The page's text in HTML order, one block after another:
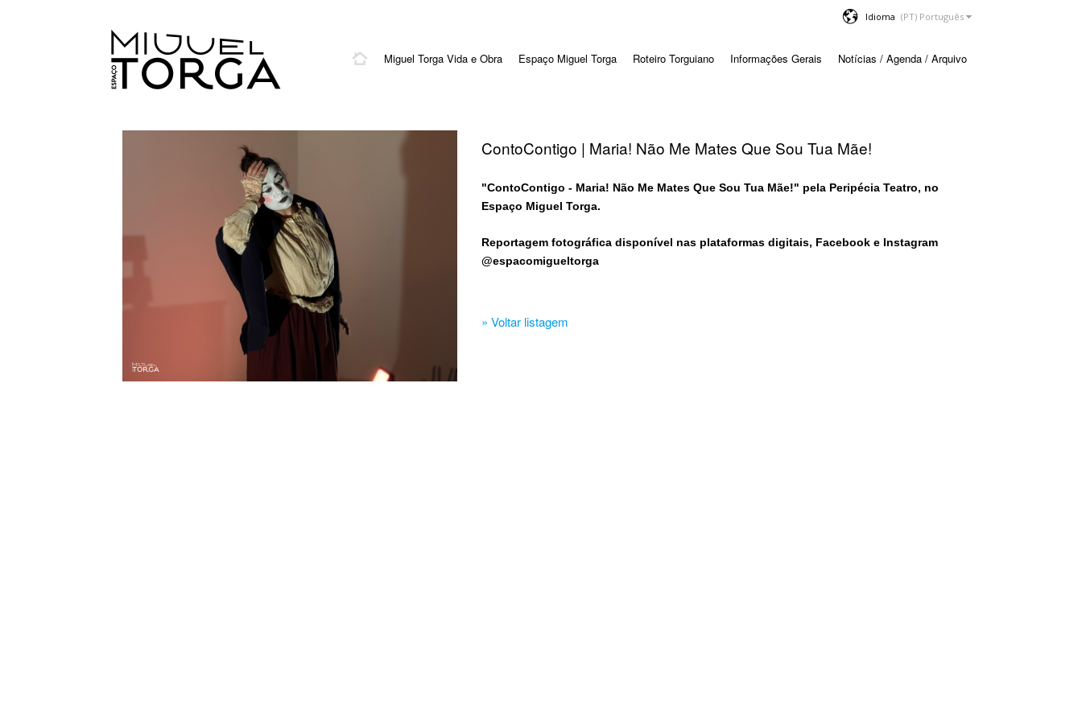
Idioma
Miguel Torga Vida e Obra Espaço Miguel Torga Roteiro Torguiano Informações Gerais Notícias / Agenda / Arquivo
ContoContigo | Maria! Não Me Mates Que Sou Tua Mãe!
"ContoContigo - Maria! Não Me Mates Que Sou Tua Mãe!" pela Peripécia Teatro, no
Espaço Miguel Torga.
Reportagem fotográfica disponível nas plataformas digitais, Facebook e Instagram
@espacomigueltorga
» Voltar listagem